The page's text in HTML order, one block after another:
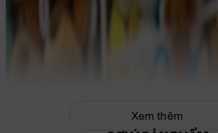
Xem thêm